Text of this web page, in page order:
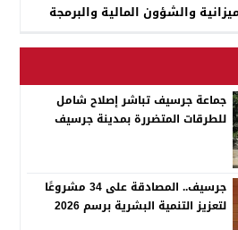
والشؤون المالية والبرمجة
جماعة جرسيف تباشر إصلاح شامل
للطرقات المتضررة بمدينة جرسيف
جرسيف.. المصادقة على 34 مشروعًا
لتعزيز التنمية البشرية برسم 2026